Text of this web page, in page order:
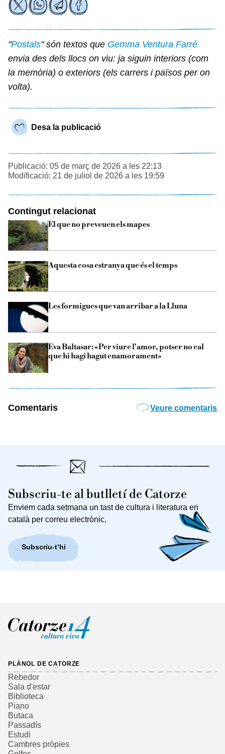
"Postals" són textos que Gemma Ventura Farré
envia des dels llocs on viu: ja siguin interiors (com
la memòria) o exteriors (els carrers i països per on
volta).
Desa la publicació
Publicació: 05 de març de 2026 a les 22:13
Modificació: 21 de juliol de 2026 a les 19:59
Contingut relacionat
El que no preveuen els mapes
Aquesta cosa estranya que és el temps
Les formigues que van arribar a la Lluna
Eva Baltasar: «Per viure l'amor, potser no cal
que hi hagi hagut enamorament»
Comentaris Veure comentaris
Subscriu-te al butlletí de Catorze
Enviem cada setmana un tast de cultura i literatura en
català per correu electrònic.
Subscriu-t’hi
PLÀNOL DE CATORZE
Rebedor
Sala d'estar
Biblioteca
Piano
Butaca
Passadís
Estudi
Cambres pròpies